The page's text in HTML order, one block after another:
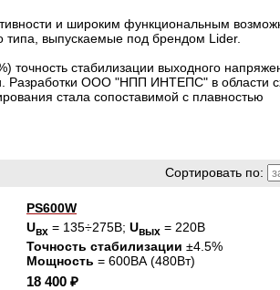
и широким функциональным
типа, выпускаемые под брендом Lider.
стабилизации выходного
Разработки ООО "НПП ИНТЕПС" в области
стала сопоставимой с плавностью
Сортировать по:
PS600W
Uвх = 135÷275В; Uвых = 220В
Точность стабилизации ±4.5%
Мощность = 600ВА (480Вт)
18 400 ₽